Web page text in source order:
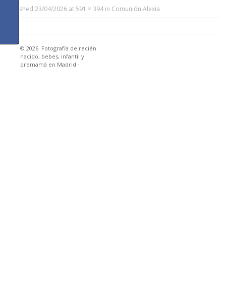
Published 23/04/2026 at591 × 394 in Comunión Alexia
© 2026 Fotografía de recién
nacido, bebes, infantil y
premamá en Madrid ·